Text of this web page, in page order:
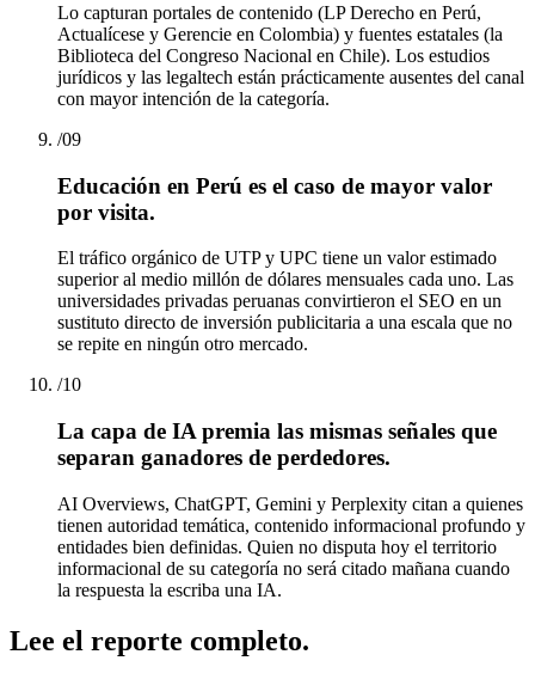
Lo capturan portales de contenido (LP Derecho en Perú,
Actualícese y Gerencie en Colombia) y fuentes estatales (la
Biblioteca del Congreso Nacional en Chile). Los estudios
jurídicos y las legaltech están prácticamente ausentes del canal
con mayor intención de la categoría.
/09
Educación en Perú es el caso de mayor valor
por visita.
El tráfico orgánico de UTP y UPC tiene un valor estimado
superior al medio millón de dólares mensuales cada uno. Las
universidades privadas peruanas convirtieron el SEO en un
sustituto directo de inversión publicitaria a una escala que no
se repite en ningún otro mercado.
/10
La capa de IA premia las mismas señales que
separan ganadores de perdedores.
AI Overviews, ChatGPT, Gemini y Perplexity citan a quienes
tienen autoridad temática, contenido informacional profundo y
entidades bien definidas. Quien no disputa hoy el territorio
informacional de su categoría no será citado mañana cuando
la respuesta la escriba una IA.
Lee el reporte completo.